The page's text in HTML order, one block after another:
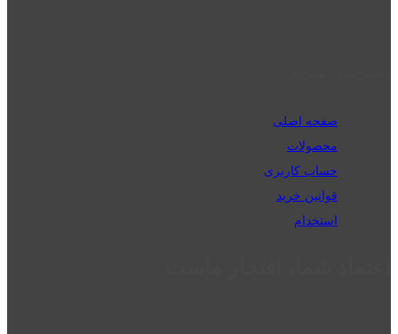
صفحه اصلی
محصولات
حساب کاربری
قوانین خرید
استخدام